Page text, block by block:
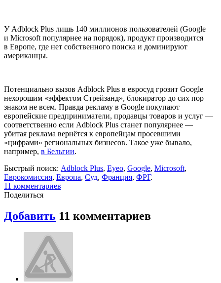
У Adblock Plus лишь 140 миллионов пользователей (Google
и Microsoft популярнее на порядок), продукт производится
в Европе, где нет собственного поиска и доминируют
американцы.
Потенциально вызов Adblock Plus в евросуд грозит Google
нехорошим «эффектом Стрейзанд», блокиратор до сих пор
знаком не всем. Правда рекламу в Google покупают
европейские предприниматели, продавцы товаров и услуг —
соответственно если Adblock Plus станет популярнее —
убитая реклама вернётся к европейцам просевшими
«цифрами» региональных бизнесов. Такое уже бывало,
например, в Бельгии.
Быстрый поиск: Adblock Plus, Eyeo, Google, Microsoft,
Еврокомиссия, Европа, Суд, Франция, ФРГ.
11 комментариев
Поделиться
Добавить 11 комментариев